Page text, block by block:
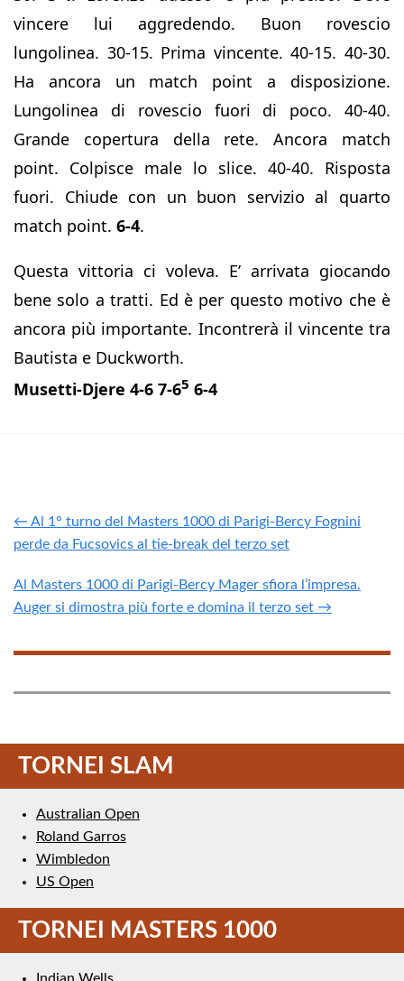
vincere lui aggredendo. Buon rovescio
lungolinea. 30-15. Prima vincente. 40-15. 40-30.
Ha ancora un match point a disposizione.
Lungolinea di rovescio fuori di poco. 40-40.
Grande copertura della rete. Ancora match
point. Colpisce male lo slice. 40-40. Risposta
fuori. Chiude con un buon servizio al quarto
match point. 6-4.
Questa vittoria ci voleva. E’ arrivata giocando
bene solo a tratti. Ed è per questo motivo che è
ancora più importante. Incontrerà il vincente tra
Bautista e Duckworth.
Musetti-Djere 4-6 7-65 6-4
← Al 1° turno del Masters 1000 di Parigi-Bercy Fognini
perde da Fucsovics al tie-break del terzo set
Al Masters 1000 di Parigi-Bercy Mager sfiora l’impresa.
Auger si dimostra più forte e domina il terzo set →
TORNEI SLAM
Australian Open
Roland Garros
Wimbledon
US Open
TORNEI MASTERS 1000